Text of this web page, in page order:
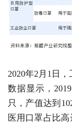
2020年2月1日
数据显示，
只，产值达到
医用口罩占比